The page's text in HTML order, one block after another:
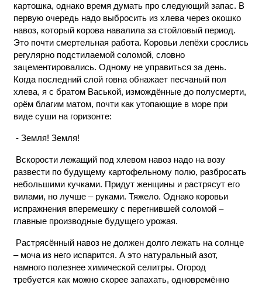
картошка, однако время думать про следующий запас. В
первую очередь надо выбросить из хлева через окошко
навоз, который корова навалила за стойловый период.
Это почти смертельная работа. Коровьи лепёхи срослись
регулярно подстилаемой соломой, словно
зацементировались. Одному не управиться за день.
Когда последний слой говна обнажает песчаный пол
хлева, я с братом Васькой, измождённые до полусмерти,
орём благим матом, почти как утопающие в море при
виде суши на горизонте:
- Земля! Земля!
Вскорости лежащий под хлевом навоз надо на возу
развести по будущему картофельному полю, разбросать
небольшими кучками. Придут женщины и растрясут его
вилами, но лучше – руками. Тяжело. Однако коровьи
испражнения вперемешку с перегнившей соломой –
главные производные будущего урожая.
Растрясённый навоз не должен долго лежать на солнце
– моча из него испарится. А это натуральный азот,
намного полезнее химической селитры. Огород
требуется как можно скорее запахать, одновремённо